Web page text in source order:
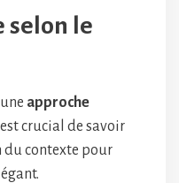
selon le
approche
crucial de savoir
du contexte pour